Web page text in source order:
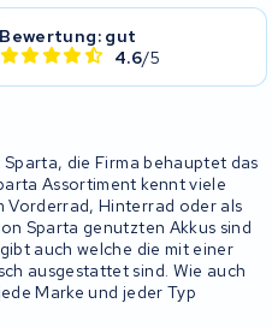
Bewertung: gut
4.6/5
die Firma behauptet das
Assortiment kennt viele
Vorderrad, Hinterrad oder als
Sparta genutzten Akkus sind
auch welche die mit einer
ausgestattet sind. Wie auch
Marke und jeder Typ